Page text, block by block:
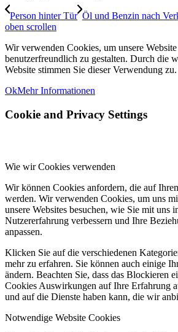
Person hinter Tür Öl und Benzin nach
oben scrollen
Wir verwenden Cookies, um unsere
benutzerfreundlich zu gestalten. Durch die
Website stimmen Sie dieser Verwendung zu.
OkMehr Informationen
Cookie and Privacy Settings
Wie wir Cookies verwenden
Wir können Cookies anfordern, die auf
werden. Wir verwenden Cookies, um uns
unsere Websites besuchen, wie Sie mit uns
Nutzererfahrung verbessern und Ihre
anpassen.
Klicken Sie auf die verschiedenen
mehr zu erfahren. Sie können auch einige
ändern. Beachten Sie, dass das Blockieren
Cookies Auswirkungen auf Ihre Erfahrung
und auf die Dienste haben kann, die wir
Notwendige Website Cookies